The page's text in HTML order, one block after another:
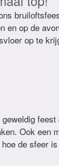
en op de
op te
Ook een
de sfeer